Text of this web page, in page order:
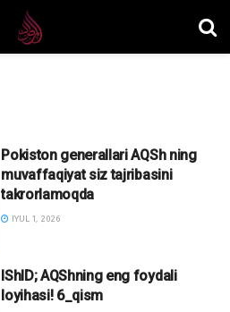
Pokiston generallari AQSh ning
muvaffaqiyat siz tajribasini
takrorlamoqda
IYUL 1, 2026
IShID; AQShning eng foydali
loyihasi! 6_qism